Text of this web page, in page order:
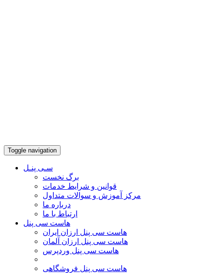
Toggle navigation
سـی پنـل
برگ نخست
قوانین و شرایط خدمات
مرکز آموزش و سوالات متداول
درباره ما
ارتباط با ما
هاست سی پنل
هاست سی پنل ارزان ایران
هاست سی پنل ارزان آلمان
هاست سی پنل وردپرس
هاست سی پنل فروشگاهی